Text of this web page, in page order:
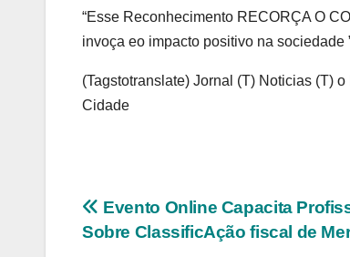
“Esse Reconhecimento RECORÇA O
invoça eo impacto positivo na sociedade
(Tagstotranslate) Jornal (T) Noticias (T)
Cidade
Navegação
Evento Online Capacita
Sobre ClassificAção fiscal de